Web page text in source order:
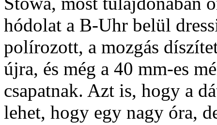
hódolat a B-Uhr belül
polírozott, a mozgás
újra, és még a 40 mm-es
csapatnak. Azt is, hogy a
lehet, hogy egy nagy óra,